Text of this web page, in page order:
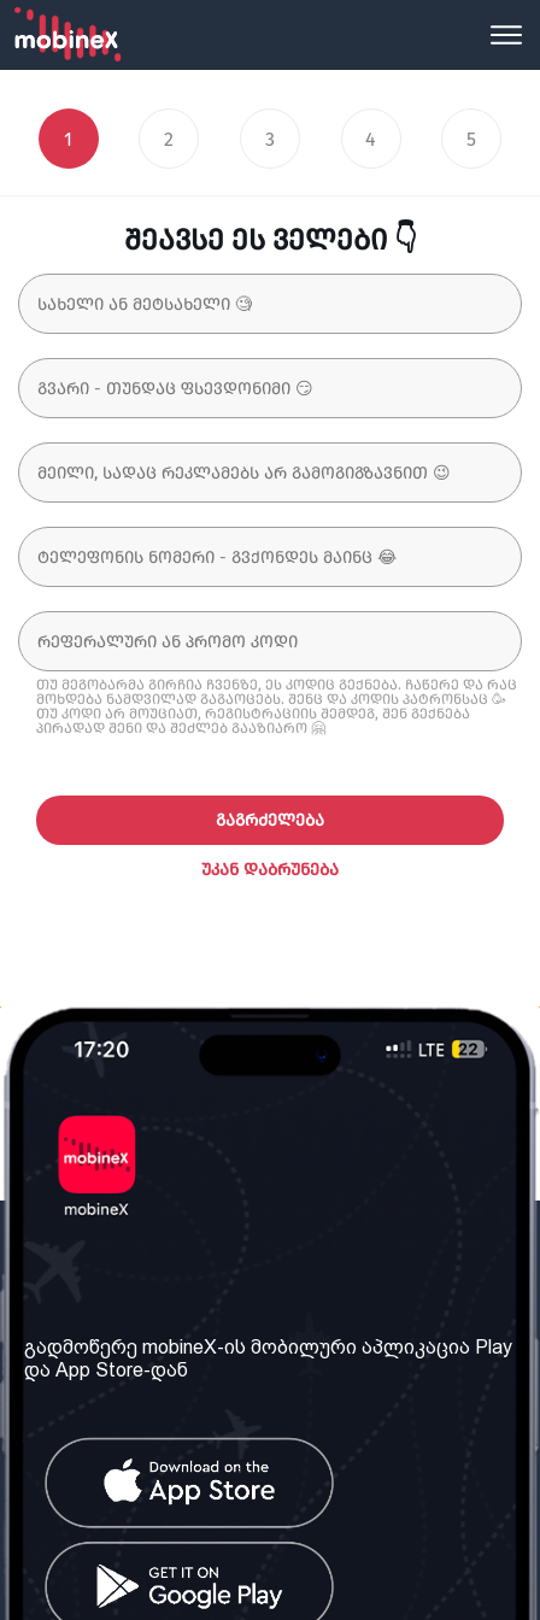
1 2 3 4 5
შეავსე ეს ველები 👇
თუ მეგობარმა გირჩია ჩვენზე, ეს კოდიც გექნება. ჩაწერე და რაც
მოხდება ნამდვილად გაგაოცებს. შენც და კოდის პატრონსაც 🥳
თუ კოდი არ მოუციათ, რეგისტრაციის შემდეგ, შენ გექნება
პირადად შენი და შეძლებ გააზიარო 🤗
ᲣᲙᲐᲜ ᲓᲐᲑᲠᲣᲜᲔᲑᲐ
ᲒᲐᲒᲠᲫᲔᲚᲔᲑᲐ
ჩვენ შესახებ
ჩვენი სერვისები
წესები და პირობები
კითხვები
კონტაქტი
საქართველო: თბილისი
ტელ: 032 2 04 00 50
სოციალური ქსელი
გადმოწერე mobineX-ის მობილური აპლიკაცია Play
და App Store-დან